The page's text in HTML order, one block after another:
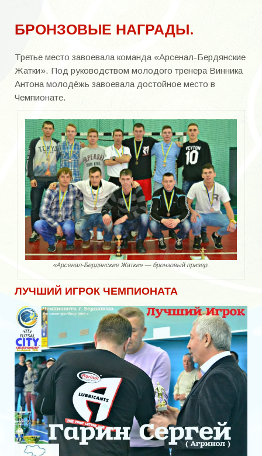
БРОНЗОВЫЕ НАГРАДЫ.
Третье место завоевала команда «Арсенал-Бердянские
Жатки». Под руководством молодого тренера Винника
Антона молодёжь завоевала достойное место в
Чемпионате.
«Арсенал-Бердянские Жатки» — бронзовый призер.
ЛУЧШИЙ ИГРОК ЧЕМПИОНАТА